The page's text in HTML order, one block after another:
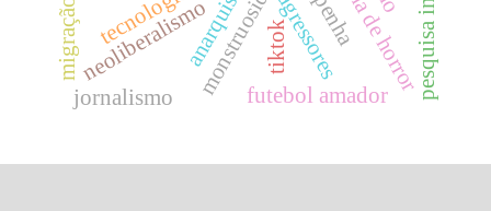
monstruosidadeagressores
neoliberalismo
jornalismo futebol amador
migração tiktok